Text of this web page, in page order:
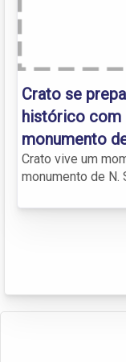
Crato se
histórico com
monumento
Crato vive um
monumento de N.